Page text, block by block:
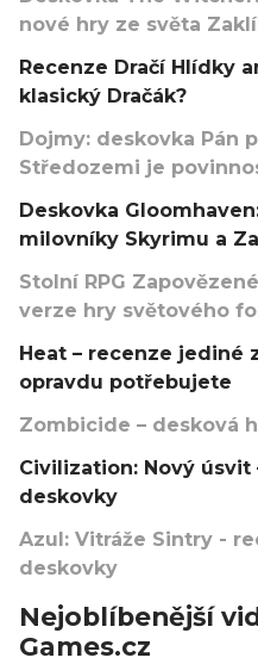
nové hry ze světa
Recenze Dračí Hlídky
klasický Dračák?
Dojmy: deskovka Pán
Středozemi je
Deskovka
milovníky Skyrimu a
Stolní RPG
verze hry světového
Heat – recenze jediné
opravdu potřebujete
Zombicide – desková
Civilization: Nový
deskovky
Azul: Vitráže Sintry -
deskovky
Nejoblíbenější
Games.cz